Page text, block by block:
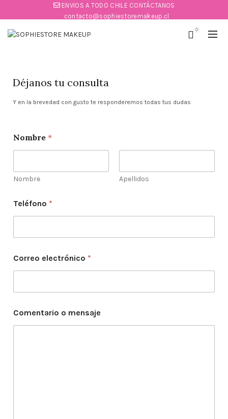
ENVIOS A TODO CHILE CONTÁCTANOS
contacto@sophiestoremakeup.cl
0
Déjanos tu consulta
Y en la brevedad con gusto te responderemos todas tus dudas
*
C
r
r
o
r
e
o
o
m
n
a
Nombre *
Nombre Apellidos
Teléfono *
Correo electrónico *
Comentario o mensaje